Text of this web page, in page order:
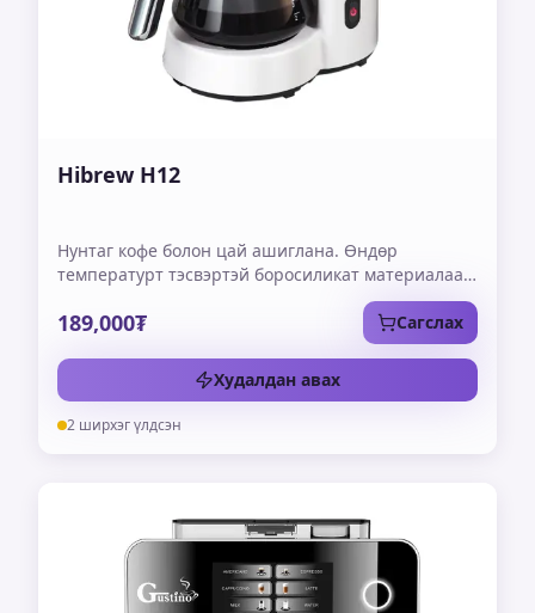
Hibrew H12
Нунтаг кофе болон цай ашиглана. Өндөр
температурт тэсвэртэй боросиликат материалаар
хийгдсэн шилэн гүцтэй Нэрдэг цаас шаардлагагүй
өөрийн давхар ханатай ган шүүлтүүртэй
189,000₮ Сагслах
Худалдан авах
2 ширхэг үлдсэн